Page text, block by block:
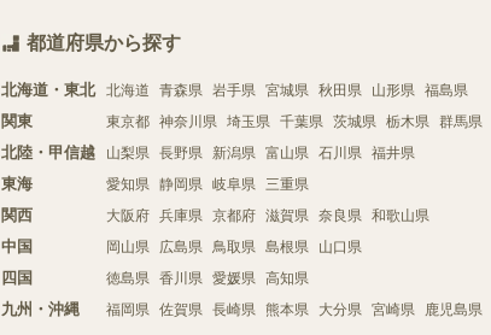
都道府県から探す
北海道・東北 北海道 青森県 岩手県 宮城県 秋田県 山形県 福島県
関東 東京都 神奈川県 埼玉県 千葉県 茨城県 栃木県 群馬県
北陸・甲信越 山梨県 長野県 新潟県 富山県 石川県 福井県
東海 愛知県 静岡県 岐阜県 三重県
関西 大阪府 兵庫県 京都府 滋賀県 奈良県 和歌山県
中国 岡山県 広島県 鳥取県 島根県 山口県
四国 徳島県 香川県 愛媛県 高知県
九州・沖縄 福岡県 佐賀県 長崎県 熊本県 大分県 宮崎県 鹿児島県